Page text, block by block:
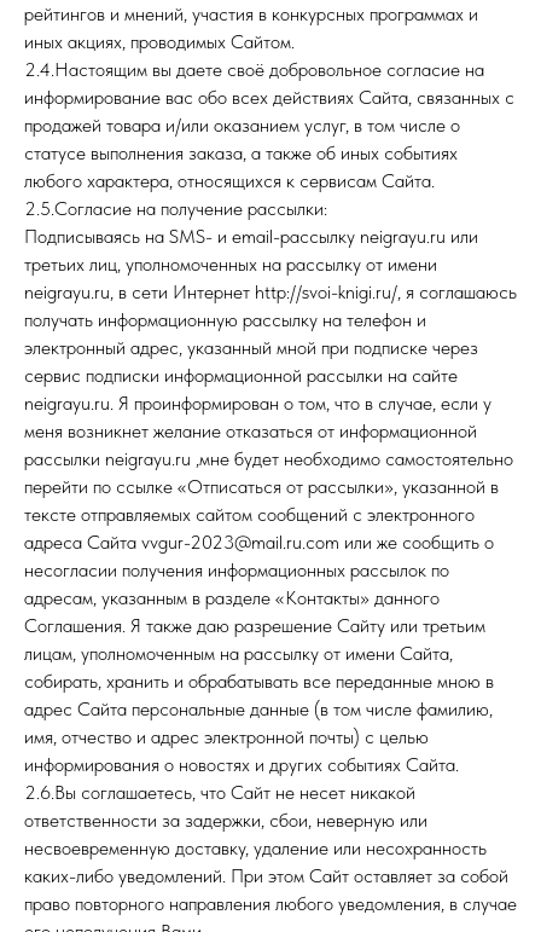
рейтингов и мнений, участия в конкурсных программах и
иных акциях, проводимых Сайтом.
2.4.Настоящим вы даете своё добровольное согласие на
информирование вас обо всех действиях Сайта, связанных с
продажей товара и/или оказанием услуг, в том числе о
статусе выполнения заказа, а также об иных событиях
любого характера, относящихся к сервисам Сайта.
2.5.Согласие на получение рассылки:
Подписываясь на SMS- и email-рассылку neigrayu.ru или
третьих лиц, уполномоченных на рассылку от имени
neigrayu.ru, в сети Интернет http://svoi-knigi.ru/, я соглашаюсь
получать информационную рассылку на телефон и
электронный адрес, указанный мной при подписке через
сервис подписки информационной рассылки на сайте
neigrayu.ru. Я проинформирован о том, что в случае, если у
меня возникнет желание отказаться от информационной
рассылки neigrayu.ru ,мне будет необходимо самостоятельно
перейти по ссылке «Отписаться от рассылки», указанной в
тексте отправляемых сайтом сообщений с электронного
адреса Сайта vvgur-2023@mail.ru.com или же сообщить о
несогласии получения информационных рассылок по
адресам, указанным в разделе «Контакты» данного
Соглашения. Я также даю разрешение Сайту или третьим
лицам, уполномоченным на рассылку от имени Сайта,
собирать, хранить и обрабатывать все переданные мною в
адрес Сайта персональные данные (в том числе фамилию,
имя, отчество и адрес электронной почты) с целью
информирования о новостях и других событиях Сайта.
2.6.Вы соглашаетесь, что Сайт не несет никакой
ответственности за задержки, сбои, неверную или
несвоевременную доставку, удаление или несохранность
каких-либо уведомлений. При этом Сайт оставляет за собой
право повторного направления любого уведомления, в случае